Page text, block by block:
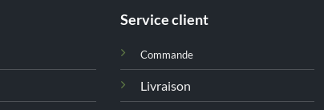
Service client
Commande
Livraison